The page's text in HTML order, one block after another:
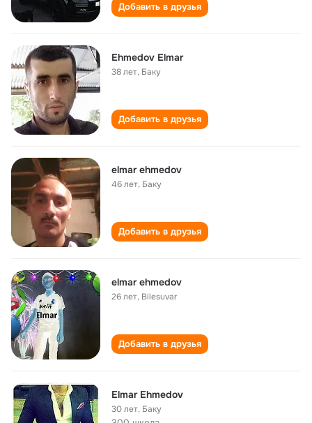
Добавить в друзья
Ehmedov Elmar
38 лет, Баку
Добавить в друзья
elmar ehmedov
46 лет, Баку
Добавить в друзья
elmar ehmedov
26 лет, Bilesuvar
Добавить в друзья
Elmar Ehmedov
30 лет, Баку